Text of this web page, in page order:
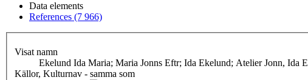
Data elements
References (7 966)
Visat namn
Ekelund Ida Maria; Maria Jonns Eftr; Ida Ekelund; Atelier Jonn, Ida
Källor, Kulturnav - samma som